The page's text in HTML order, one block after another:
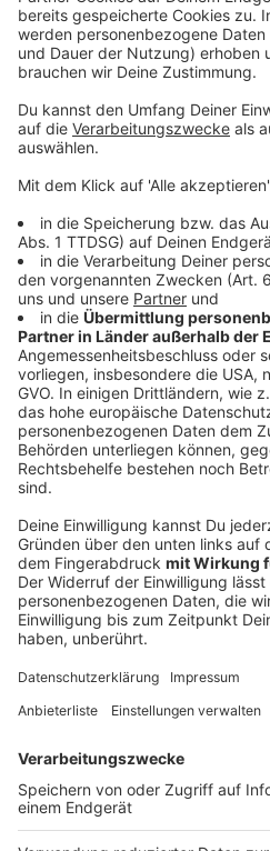
Ransomware-Hacker
Firmen bedrohen
Anzeige
Insbesondere Ransomware-
Existenz von Unternehmen
Verband. Dabei werden mit
Datenbanken und IT-Systeme
verwies auf eine globale
Unternehmens Coveware,
nach einem derartigen
Unternehmen ein Lösegeld
Erpressern zur Lösung
funktioniere häufig nicht,
Ralf Wintergerst. Nach einer
Umfrage erwarten rund zwei
befragten Unternehmen
Hälfte von ihnen (43
dafür gerüstet. Zugleich
bei einem erfolgreichen
bedroht sein könnte. 91
Ausstattung, 90 Prozent
Anzeige